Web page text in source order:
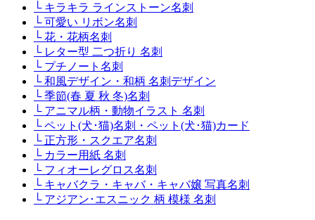
└ キラキラ ラインストーン名刺
└ 可愛い リボン名刺
└ 花・花柄名刺
└ レター型 二つ折り 名刺
└ プチノート名刺
└ 和風デザイン・和柄 名刺デザイン
└ 季節(春 夏 秋 冬)名刺
└ アニマル柄・動物イラスト 名刺
└ ペット(犬･猫)名刺・ペット(犬･猫)カード
└ 正方形・スクエア名刺
└ カラー用紙 名刺
└ フィオーレグロス名刺
└ キャバクラ・キャバ・キャバ嬢 写真名刺
└ アジアン･エスニック 柄 模様 名刺